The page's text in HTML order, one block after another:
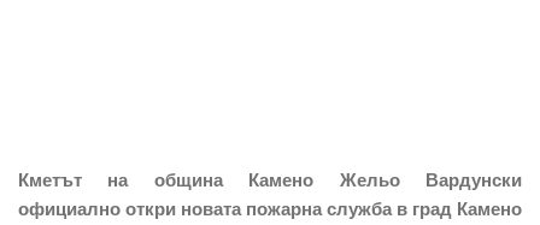
Кметът на община Камено Жельо Вардунски
официално откри новата пожарна служба в град Камено